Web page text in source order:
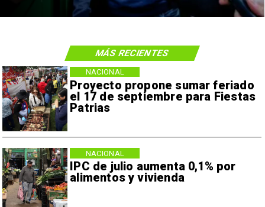
Proyecto propone sumar feriado
el 17 de septiembre para Fiestas
Patrias
NACIONAL
IPC de julio aumenta 0,1% por
alimentos y vivienda
NACIONAL
MÁS RECIENTES